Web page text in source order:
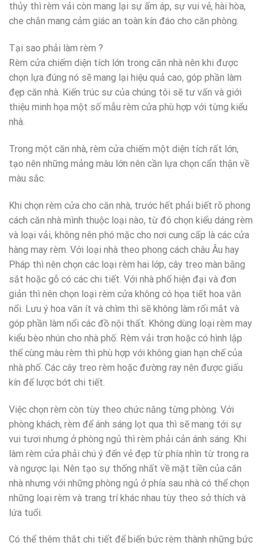
thủy thì rèm vải còn mang lại sự ấm áp, sự vui vẻ, hài hòa,
che chắn mang cảm giác an toàn kín đáo cho căn phòng.
Tại sao phải làm rèm ?
Rèm cửa chiếm diện tích lớn trong căn nhà nên khi được
chọn lựa đúng nó sẽ mang lại hiệu quả cao, góp phần làm
đẹp căn nhà. Kiến trúc sư của chúng tôi sẽ tư vấn và giới
thiệu minh họa một số mẫu rèm cửa phù hợp với từng kiểu
nhà.
Trong một căn nhà, rèm cửa chiếm một diện tích rất lớn,
tạo nên những mảng màu lớn nên cần lựa chọn cẩn thận về
màu sắc.
Khi chọn rèm cửa cho căn nhà, trước hết phải biết rõ phong
cách căn nhà mình thuộc loại nào, từ đó chọn kiểu dáng rèm
và loại vải, không nên phó mặc cho nơi cung cấp là các cửa
hàng may rèm. Với loại nhà theo phong cách châu Âu hay
Pháp thì nên chọn các loại rèm hai lớp, cây treo màn bằng
sắt hoặc gỗ có các chi tiết. Với nhà phố hiện đại và đơn
giản thì nên chọn loại rèm cửa không có họa tiết hoa văn
nổi. Lưu ý hoa văn ít và chìm thì sẽ không làm rối mắt và
góp phần làm nổi các đồ nội thất. Không dùng loại rèm may
kiểu bèo nhún cho nhà phố. Rèm vải trơn hoặc có hình lập
thể cùng màu rèm thì phù hợp với không gian hạn chế của
nhà phố. Các cây treo rèm hoặc đường ray nên được giấu
kín để lược bớt chi tiết.
Việc chọn rèm còn tùy theo chức năng từng phòng. Với
phòng khách, rèm để ánh sáng lọt qua thì sẽ mang tới sự
vui tươi nhưng ở phòng ngủ thì rèm phải cản ánh sáng. Khi
làm rèm cửa phải chú ý đến vẻ đẹp từ phía nhìn từ trong ra
và ngược lại. Nên tạo sự thống nhất về mặt tiền của căn
nhà nhưng với những phòng ngủ ở phía sau nhà có thể chọn
những loại rèm và trang trí khác nhau tùy theo sở thích và
lứa tuổi.
Có thể thêm thắt chi tiết để biến bức rèm thành những bức